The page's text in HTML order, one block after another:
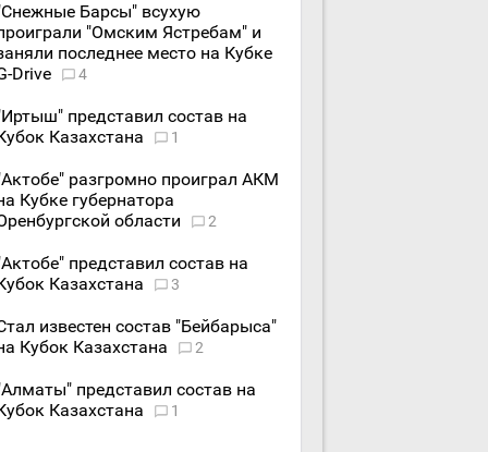
Барсы" всухую
"Омским Ястребам" и
последнее место на Кубке
Drive
4
представил состав на
Казахстана
1
разгромно проиграл АКМ
Кубке губернатора
области
2
представил состав на
Казахстана
3
известен состав "Бейбарыса"
Кубок Казахстана
2
представил состав на
Казахстана
1